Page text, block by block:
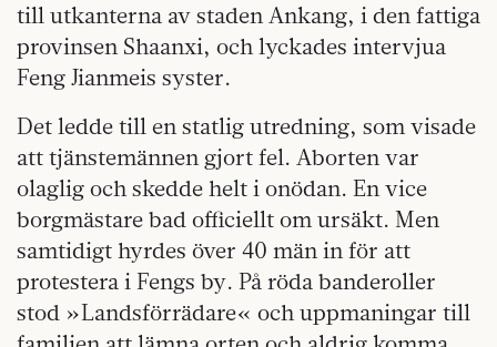
till utkanterna av staden Ankang, i den fattiga
provinsen Shaanxi, och lyckades intervjua
Feng Jianmeis syster.
Det ledde till en statlig utredning, som visade
att tjänstemännen gjort fel. Aborten var
olaglig och skedde helt i onödan. En vice
borgmästare bad officiellt om ursäkt. Men
samtidigt hyrdes över 40 män in för att
protestera i Fengs by. På röda banderoller
stod »Landsförrädare« och uppmaningar till